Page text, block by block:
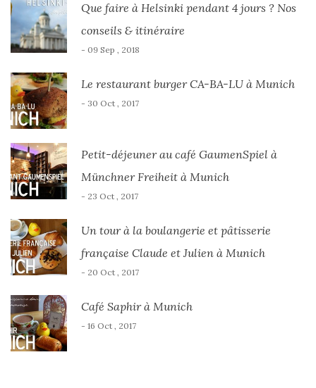
Que faire à Helsinki pendant 4 jours ? Nos
conseils & itinéraire
- 09 Sep , 2018
Le restaurant burger CA-BA-LU à Munich
- 30 Oct , 2017
Petit-déjeuner au café GaumenSpiel à
Münchner Freiheit à Munich
- 23 Oct , 2017
Un tour à la boulangerie et pâtisserie
française Claude et Julien à Munich
- 20 Oct , 2017
Café Saphir à Munich
- 16 Oct , 2017